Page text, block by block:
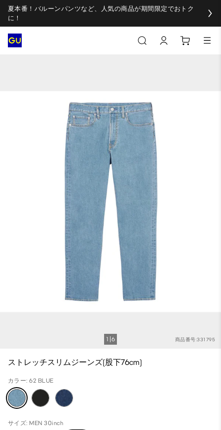
夏本番！バルーンパンツなど、人気の商品が期間限定でおトク
に！
商品番号:331795
1 6
ストレッチスリムジーンズ(股下76cm)
カラー: 62 BLUE
サイズ: MEN 30inch